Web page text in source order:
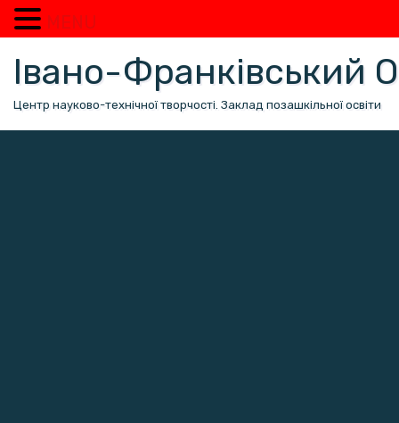
вмісту
Івано-Франківський
Центр науково-технічної творчості. Заклад позашкільної освіти
MENU